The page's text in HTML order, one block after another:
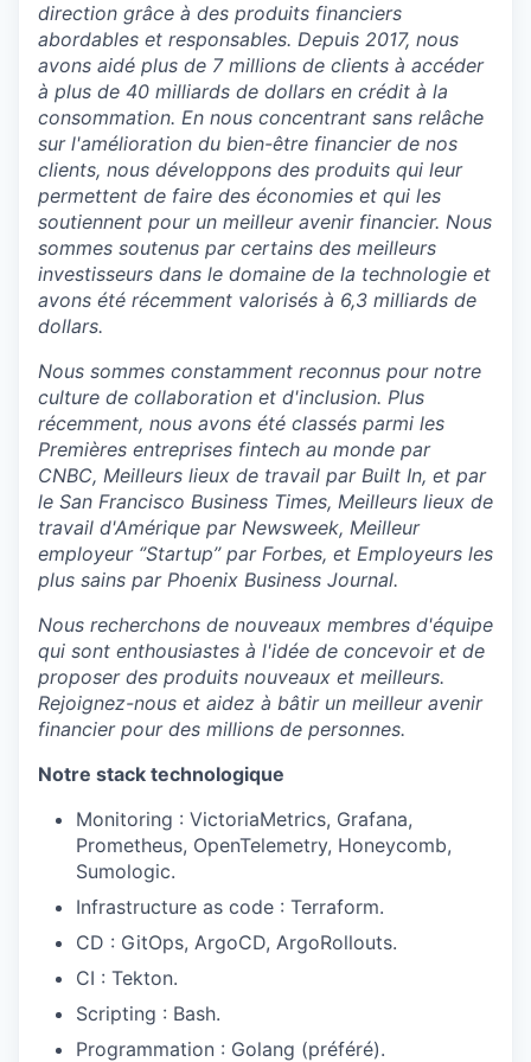
direction grâce à des produits financiers
abordables et responsables. Depuis 2017, nous
avons aidé plus de 7 millions de clients à accéder
à plus de 40 milliards de dollars en crédit à la
consommation. En nous concentrant sans relâche
sur l'amélioration du bien-être financier de nos
clients, nous développons des produits qui leur
permettent de faire des économies et qui les
soutiennent pour un meilleur avenir financier. Nous
sommes soutenus par certains des meilleurs
investisseurs dans le domaine de la technologie et
avons été récemment valorisés à 6,3 milliards de
dollars.
Nous sommes constamment reconnus pour notre
culture de collaboration et d'inclusion. Plus
récemment, nous avons été classés parmi les
Premières entreprises fintech au monde par
CNBC, Meilleurs lieux de travail par Built In, et par
le San Francisco Business Times, Meilleurs lieux de
travail d'Amérique par Newsweek, Meilleur
employeur ‘’Startup’’ par Forbes, et Employeurs les
plus sains par Phoenix Business Journal.
Nous recherchons de nouveaux membres d'équipe
qui sont enthousiastes à l'idée de concevoir et de
proposer des produits nouveaux et meilleurs.
Rejoignez-nous et aidez à bâtir un meilleur avenir
financier pour des millions de personnes.
Notre stack technologique
Monitoring : VictoriaMetrics, Grafana,
Prometheus, OpenTelemetry, Honeycomb,
Sumologic.
Infrastructure as code : Terraform.
CD : GitOps, ArgoCD, ArgoRollouts.
CI : Tekton.
Scripting : Bash.
Programmation : Golang (préféré).